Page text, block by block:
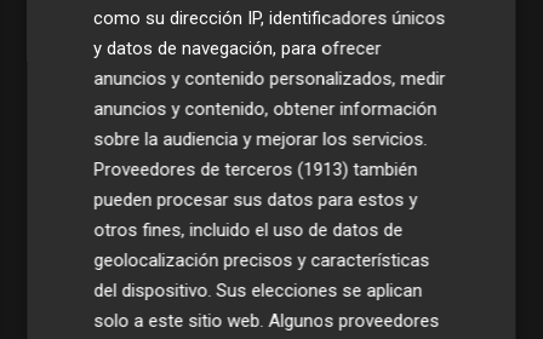
como su dirección IP, identificadores únicos
y datos de navegación, para ofrecer
anuncios y contenido personalizados, medir
anuncios y contenido, obtener información
sobre la audiencia y mejorar los servicios.
Proveedores de terceros (1913) también
pueden procesar sus datos para estos y
otros fines, incluido el uso de datos de
geolocalización precisos y características
del dispositivo. Sus elecciones se aplican
solo a este sitio web. Algunos proveedores